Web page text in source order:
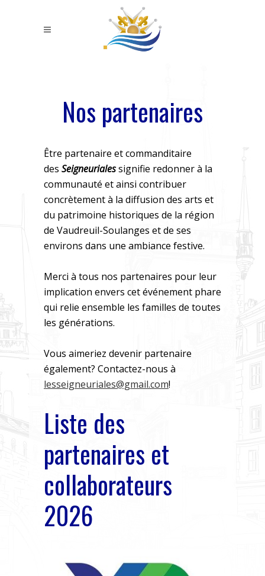
Nos partenaires
Être partenaire et commanditaire
des Seigneurialessignifie redonner à la
communauté et ainsi contribuer
concrètement à la diffusion des arts et
du patrimoine historiques de la région
de Vaudreuil-Soulanges et de ses
environs dans une ambiance festive.
Merci à tous nos partenaires pour leur
implication envers cet événement phare
qui relie ensemble les familles de toutes
les générations.
Vous aimeriez devenir partenaire
également? Contactez-nous à
lesseigneuriales@gmail.com!
Liste des
partenaires et
collaborateurs
2026